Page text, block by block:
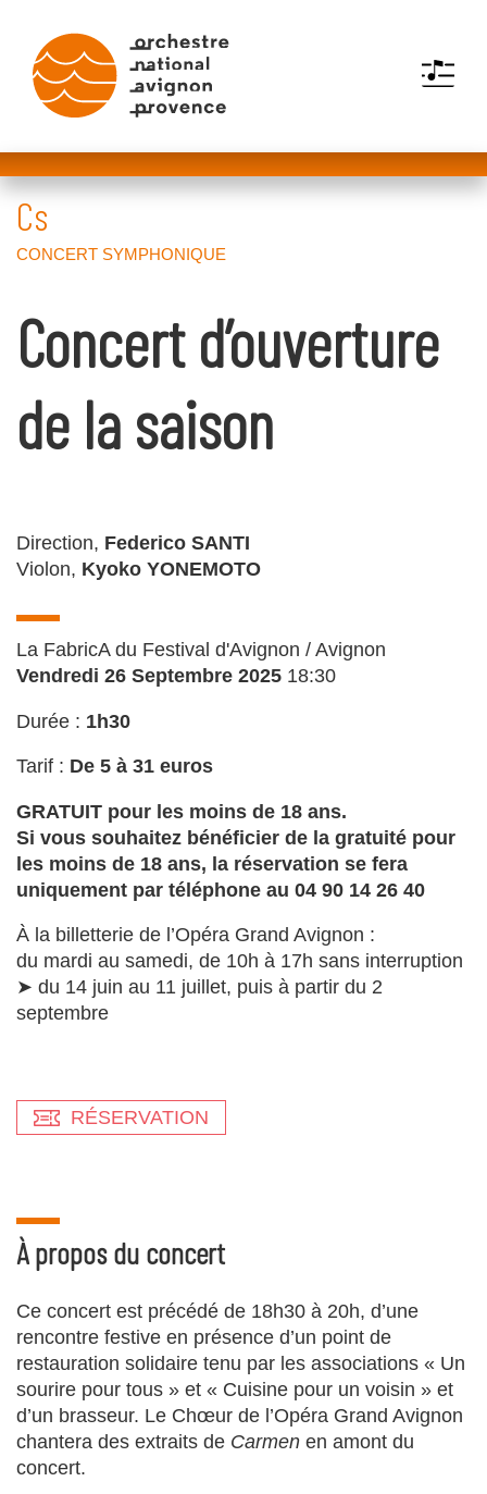
MENU
Concert d’ouverture
de la saison
Direction, Federico SANTI
Violon, Kyoko YONEMOTO
La FabricA du Festival d'Avignon / Avignon
Vendredi 26 Septembre 2025 18:30
Durée : 1h30
Tarif : De 5 à 31 euros
GRATUIT pour les moins de 18 ans.
Si vous souhaitez bénéficier de la gratuité pour
les moins de 18 ans, la réservation se fera
uniquement par téléphone au 04 90 14 26 40
À la billetterie de l’Opéra Grand Avignon :
du mardi au samedi, de 10h à 17h sans interruption
➤ du 14 juin au 11 juillet, puis à partir du 2
septembre
RÉSERVATION
À propos du concert
Ce concert est précédé de 18h30 à 20h, d’une
rencontre festive en présence d’un point de
restauration solidaire tenu par les associations « Un
sourire pour tous » et « Cuisine pour un voisin » et
d’un brasseur. Le Chœur de l’Opéra Grand Avignon
chantera des extraits de Carmen en amont du
concert.